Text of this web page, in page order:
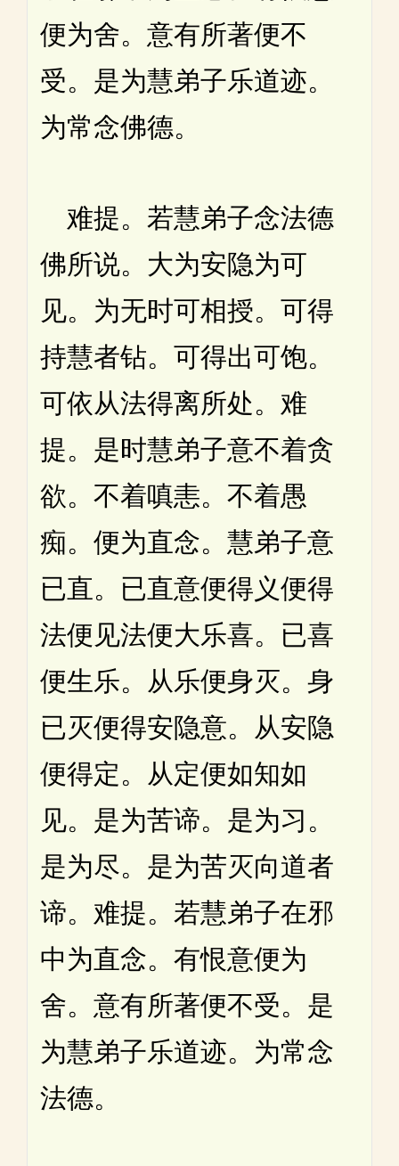
便为舍。意有所著便不
受。是为慧弟子乐道迹。
为常念佛德。
难提。若慧弟子念法德
佛所说。大为安隐为可
见。为无时可相授。可得
持慧者钻。可得出可饱。
可依从法得离所处。难
提。是时慧弟子意不着贪
欲。不着嗔恚。不着愚
痴。便为直念。慧弟子意
已直。已直意便得义便得
法便见法便大乐喜。已喜
便生乐。从乐便身灭。身
已灭便得安隐意。从安隐
便得定。从定便如知如
见。是为苦谛。是为习。
是为尽。是为苦灭向道者
谛。难提。若慧弟子在邪
中为直念。有恨意便为
舍。意有所著便不受。是
为慧弟子乐道迹。为常念
法德。